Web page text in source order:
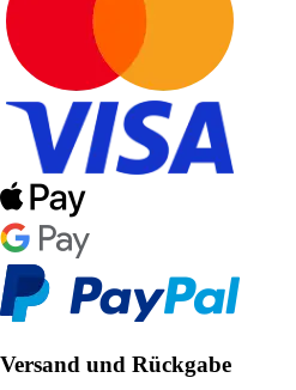
Versand und Rückgabe